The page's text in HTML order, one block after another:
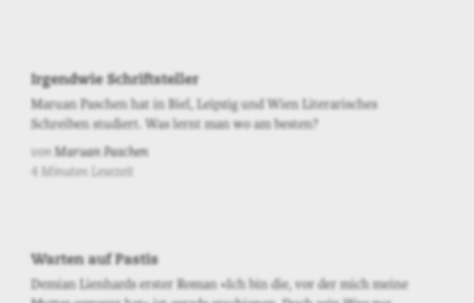
Irgendwie Schriftsteller
Maruan Paschen hat in Biel, Leipzig und Wien Literarisches
Schreiben studiert. Was lernt man wo am besten?
von
Maruan Paschen
4 Minuten Lesezeit
Warten auf Pastis
Demian Lienhards erster Roman «Ich bin die, vor der mich meine